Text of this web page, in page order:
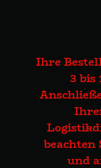
Ihre
3 bis
beachten
und